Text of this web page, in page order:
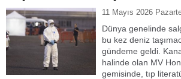
11 Mayıs 2026
Dünya genelinde
bu kez deniz
gündeme geldi.
halinde olan MV
gemisinde, tıp